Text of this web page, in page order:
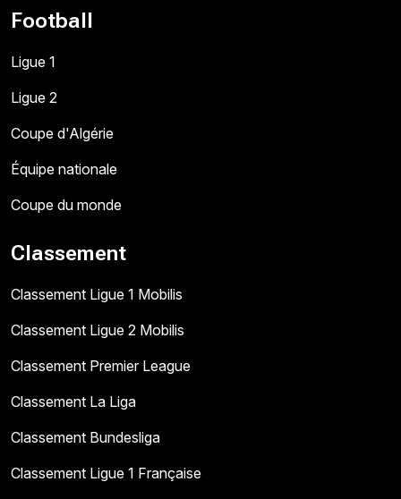
Football
Ligue 1
Ligue 2
Coupe d'Algérie
Équipe nationale
Coupe du monde
Classement
Classement Ligue 1 Mobilis
Classement Ligue 2 Mobilis
Classement Premier League
Classement La Liga
Classement Bundesliga
Classement Ligue 1 Française